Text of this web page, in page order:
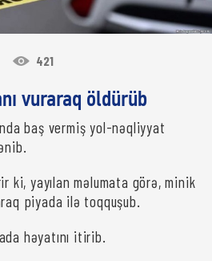
421
vuraraq öldürüb
baş vermiş yol-nəqliyyat
ki, yayılan məlumata görə, minik
piyada ilə toqquşub.
həyatını itirib.